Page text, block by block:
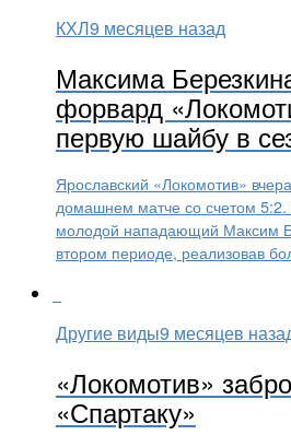
КХЛ9 месяцев назад
Максима
форвард
первую шайбу в
Ярославский «Локомотив»
домашнем матче со счетом
молодой нападающий Максим
втором периоде, реализовав
Другие виды9 месяцев
«Локомотив»
«Спартаку»